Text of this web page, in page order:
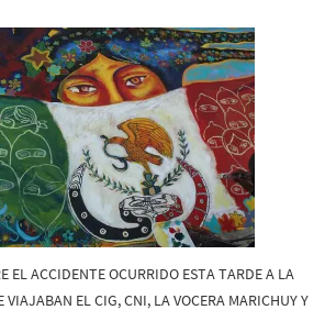
EL ACCIDENTE OCURRIDO ESTA TARDE A LA
VIAJABAN EL CIG, CNI, LA VOCERA MARICHUY Y